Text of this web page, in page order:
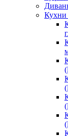
Кухни